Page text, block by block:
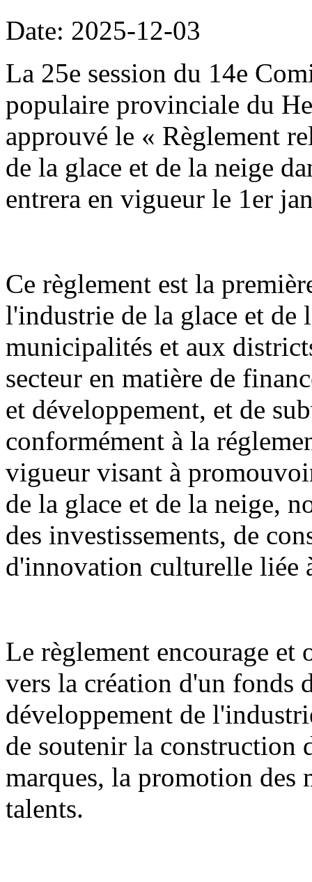
Date: 2025-12-03
La 25e session du 14e
populaire provinciale du
approuvé le « Règlement
de la glace et de la neige
entrera en vigueur le 1er
Ce règlement est la
l'industrie de la glace et de
municipalités et aux
secteur en matière de
et développement, et de
conformément à la
vigueur visant à
de la glace et de la neige,
des investissements, de
d'innovation culturelle liée
Le règlement encourage et
vers la création d'un fonds
développement de
de soutenir la construction
marques, la promotion des
talents.